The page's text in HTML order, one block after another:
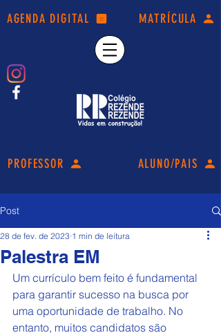
AGENDA DIGITAL MATRÍCULA
PROFESSOR ALUNO/PAIS
Post
Palestra EM
28 de fev. de 2023 1 min de leitura
Um currículo bem feito é fundamental
para garantir sucesso na busca por
uma oportunidade de trabalho. No
entanto, muitos candidatos são